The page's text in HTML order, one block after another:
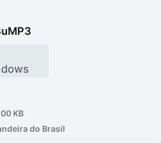
KB